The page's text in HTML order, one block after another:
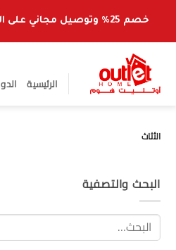
للمحتوىخصم 25% وتوصيل مجاني على الطلبات +300 درهم
الرئيسية
الأثاث
البحث والتصفية
البحث
عن: